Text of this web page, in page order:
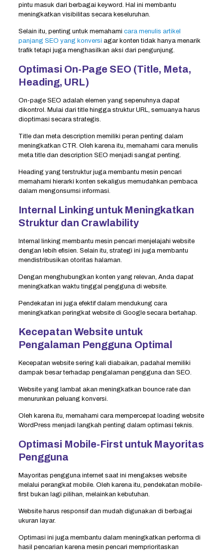
pintu masuk dari berbagai keyword. Hal ini membantu
meningkatkan visibilitas secara keseluruhan.
Selain itu, penting untuk memahami cara menulis artikel
panjang SEO yang konversi agar konten tidak hanya menarik
trafik tetapi juga menghasilkan aksi dari pengunjung.
Optimasi On-Page SEO (Title, Meta,
Heading, URL)
On-page SEO adalah elemen yang sepenuhnya dapat
dikontrol. Mulai dari title hingga struktur URL, semuanya harus
dioptimasi secara strategis.
Title dan meta description memiliki peran penting dalam
meningkatkan CTR. Oleh karena itu, memahami cara menulis
meta title dan description SEO menjadi sangat penting.
Heading yang terstruktur juga membantu mesin pencari
memahami hierarki konten sekaligus memudahkan pembaca
dalam mengonsumsi informasi.
Internal Linking untuk Meningkatkan
Struktur dan Crawlability
Internal linking membantu mesin pencari menjelajahi website
dengan lebih efisien. Selain itu, strategi ini juga membantu
mendistribusikan otoritas halaman.
Dengan menghubungkan konten yang relevan, Anda dapat
meningkatkan waktu tinggal pengguna di website.
Pendekatan ini juga efektif dalam mendukung cara
meningkatkan peringkat website di Google secara bertahap.
Kecepatan Website untuk
Pengalaman Pengguna Optimal
Kecepatan website sering kali diabaikan, padahal memiliki
dampak besar terhadap pengalaman pengguna dan SEO.
Website yang lambat akan meningkatkan bounce rate dan
menurunkan peluang konversi.
Oleh karena itu, memahami cara mempercepat loading website
WordPress menjadi langkah penting dalam optimasi teknis.
Optimasi Mobile-First untuk Mayoritas
Pengguna
Mayoritas pengguna internet saat ini mengakses website
melalui perangkat mobile. Oleh karena itu, pendekatan mobile-
first bukan lagi pilihan, melainkan kebutuhan.
Website harus responsif dan mudah digunakan di berbagai
ukuran layar.
Optimasi ini juga membantu dalam meningkatkan performa di
hasil pencarian karena mesin pencari memprioritaskan